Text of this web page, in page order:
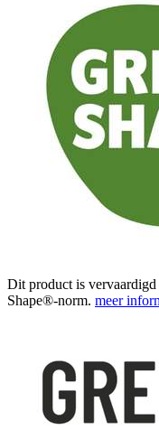
Dit product is
Shape®-norm. meer